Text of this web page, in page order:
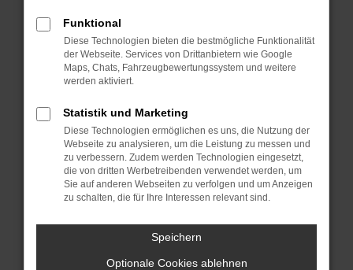
deine Suchmaschine?
Prüfe deine Browsererweiterungen.
Manche Erweiterungen, wie Werbeblocker,
können das Laden bestimmter Seiten
anderen Browser oder in einem privaten
Fenster?
Starte dein Gerät neu.
Das kann manchmal helfen,
vorübergehende Probleme zu beheben.
Stelle sicher, dass dein Browser und dein
Betriebssystem auf dem neuesten Stand
Funktional
Diese Technologien bieten die bestmögliche Funktionalität
der Webseite. Services von Drittanbietern wie Google
Maps, Chats, Fahrzeugbewertungssystem und weitere
werden aktiviert.
Statistik und Marketing
Diese Technologien ermöglichen es uns, die Nutzung der
Webseite zu analysieren, um die Leistung zu messen und
zu verbessern. Zudem werden Technologien eingesetzt,
die von dritten Werbetreibenden verwendet werden, um
Sie auf anderen Webseiten zu verfolgen und um Anzeigen
zu schalten, die für Ihre Interessen relevant sind.
Speichern
Optionale Cookies ablehnen